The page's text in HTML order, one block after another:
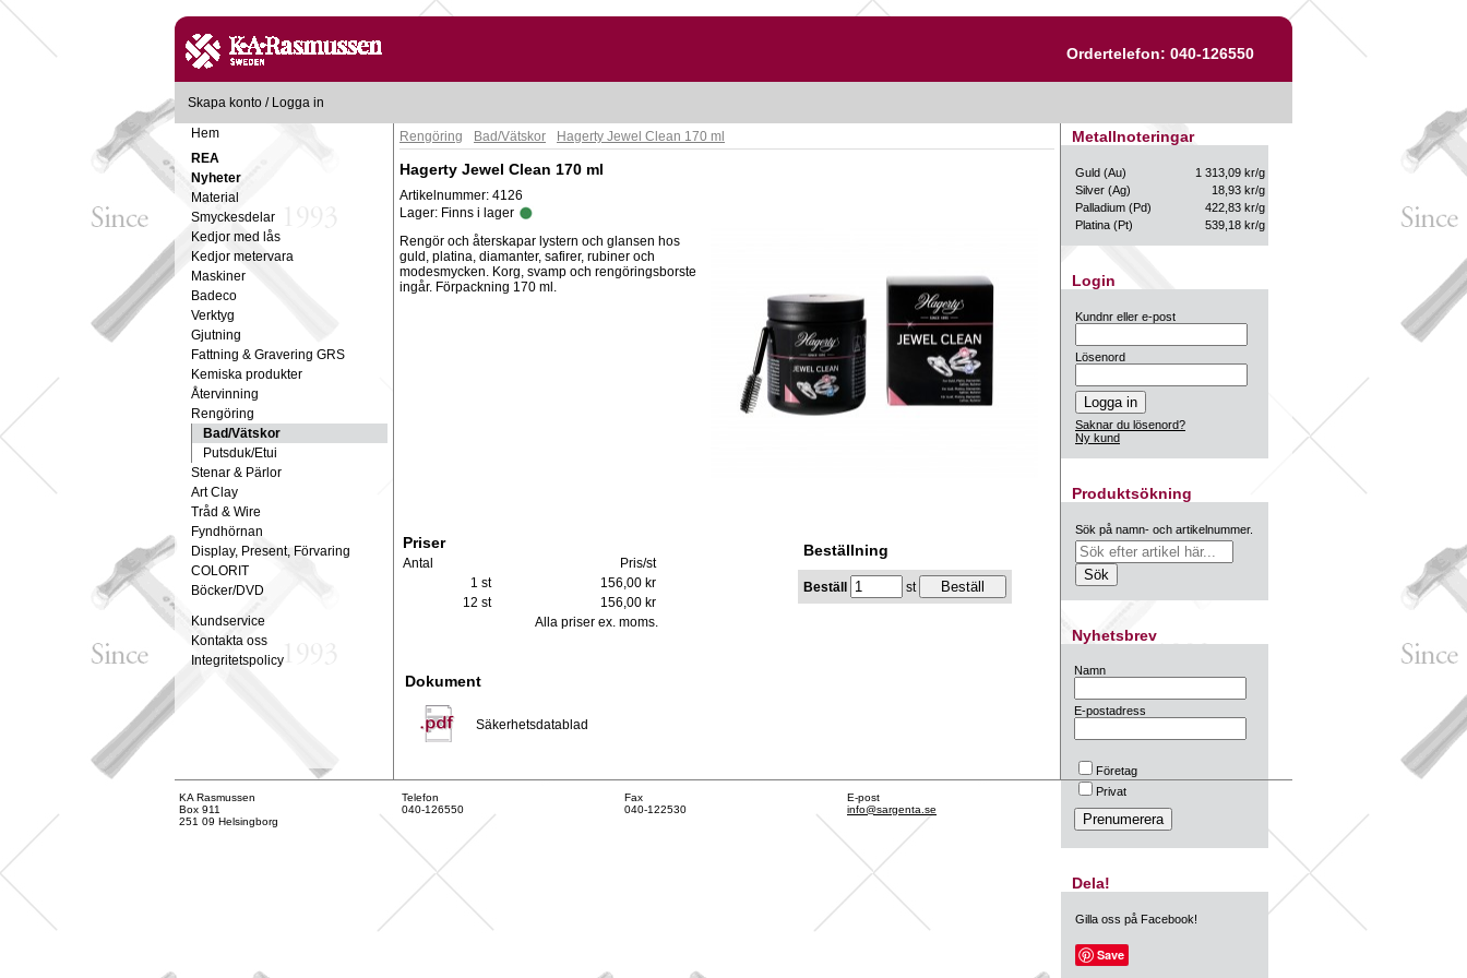
Ordertelefon: 040-126550
Skapa konto / Logga in
Hem
REA
Nyheter
Material
Smyckesdelar
Kedjor med lås
Kedjor metervara
Maskiner
Badeco
Verktyg
Gjutning
Fattning & Gravering GRS
Kemiska produkter
Återvinning
Rengöring
Bad/Vätskor
Putsduk/Etui
Stenar & Pärlor
Art Clay
Tråd & Wire
Fyndhörnan
Display, Present, Förvaring
COLORIT
Böcker/DVD
Kundservice
Kontakta oss
Integritetspolicy
Rengöring Bad/Vätskor Hagerty Jewel Clean 170 ml
Hagerty Jewel Clean 170 ml
Artikelnummer: 4126
Lager: Finns i lager
Rengör och återskapar lystern och glansen hos
guld, platina, diamanter, safirer, rubiner och
modesmycken. Korg, svamp och rengöringsborste
ingår. Förpackning 170 ml.
Priser
Antal
Pris/st
1 st
156,00 kr
12 st
156,00 kr
Alla priser ex. moms.
Beställning
Beställ st
Dokument
Säkerhetsdatablad
Metallnoteringar
Guld (Au)
1 313,09 kr/g
Silver (Ag)
18,93 kr/g
Palladium (Pd)
422,83 kr/g
Platina (Pt)
539,18 kr/g
Login
Kundnr eller e-post
Lösenord
Saknar du lösenord?
Ny kund
Produktsökning
Sök på namn- och artikelnummer.
Nyhetsbrev
Namn
E-postadress
Företag
Privat
Dela!
Gilla oss på Facebook!
Save
KA Rasmussen
Box 911
251 09 Helsingborg
Telefon
040-126550
Fax
040-122530
E-post
info@sargenta.se